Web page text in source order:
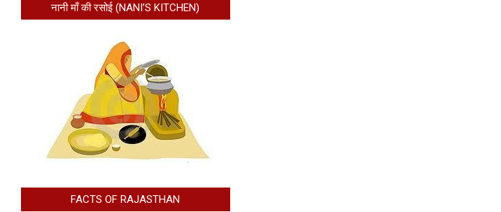
नानी माँ की रसोई (NANI’S KITCHEN)
FACTS OF RAJASTHAN